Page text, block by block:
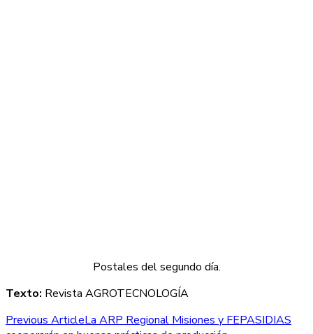
Postales del segundo día.
Texto: Revista AGROTECNOLOGÍA
Post
Previous ArticleLa ARP Regional Misiones y FEPASIDIAS